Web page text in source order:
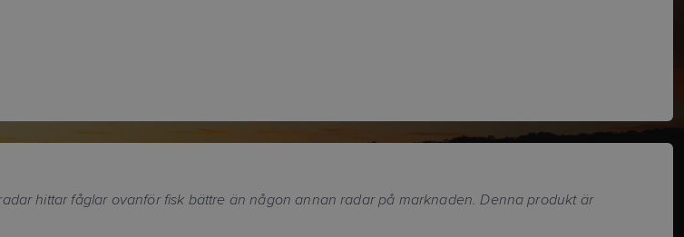
hittar fåglar ovanför fisk bättre än någon annan radar på marknaden. Denna produkt är